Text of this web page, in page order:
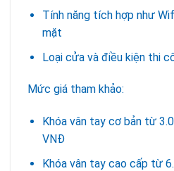
Tính năng tích hợp như
mặt
Loại cửa và điều kiện thi
Mức giá tham khảo:
Khóa vân tay cơ bản từ
VNĐ
Khóa vân tay cao cấp từ